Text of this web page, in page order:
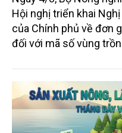
trồng, hình thành
Ngày 4/8, Bộ Nông
Hội nghị triển khai
của Chính phủ về đơn
đối với mã số vùng